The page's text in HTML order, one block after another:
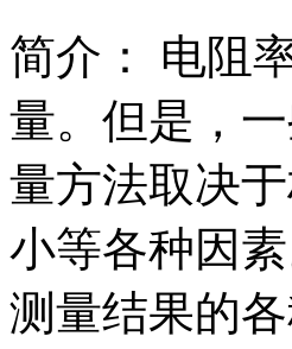
简介：
电阻
量。但是，
量方法取决
小等各种因
测量结果的